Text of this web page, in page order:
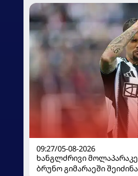
09:27/05-08-2026
ხანგლძრივი
ბრუნო გიმარაეში შეიძინა